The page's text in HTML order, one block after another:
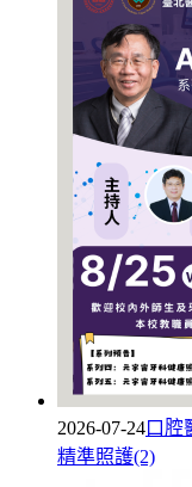
2026-07-24口腔
精準照護(2)